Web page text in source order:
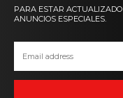
PARA ESTAR
ANUNCIOS ESPECIALES.